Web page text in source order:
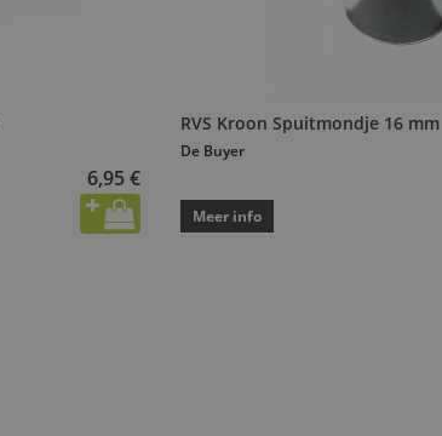
6,95 €
RVS Kroon Spuitmondje 16 mm
De Buyer
Meer info